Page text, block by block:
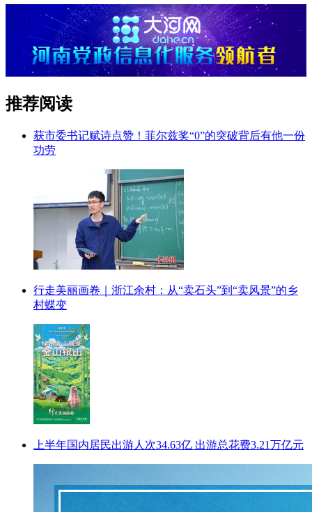
推荐阅读
获市委书记赋诗点赞！菲尔兹奖“0”的突破背后有他一份
功劳
行走美丽画卷｜浙江余村：从“卖石头”到“卖风景”的乡
村蝶变
上半年国内居民出游人次34.63亿 出游总花费3.21万亿元